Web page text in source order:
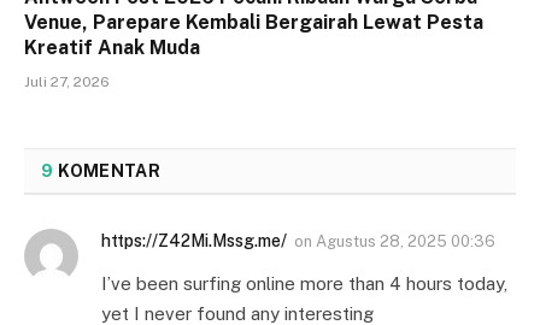
Venue, Parepare Kembali Bergairah Lewat Pesta
Kreatif Anak Muda
Juli 27, 2026
9 KOMENTAR
https://Z42Mi.Mssg.me/ on Agustus 28, 2025 00:36
I’ve been surfing online more than 4 hours today,
yet I never found any interesting